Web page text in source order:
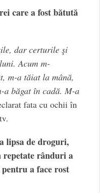
care a fost bătută
dar certurile şi
Acum m-
m-a tăiat la mână,
a băgat în cadă. M-a
fata cu ochii în
lipsa de droguri,
repetate rânduri a
pentru a face rost